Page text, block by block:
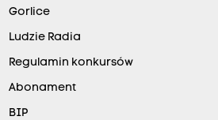
Gorlice
Ludzie Radia
Regulamin konkursów
Abonament
BIP